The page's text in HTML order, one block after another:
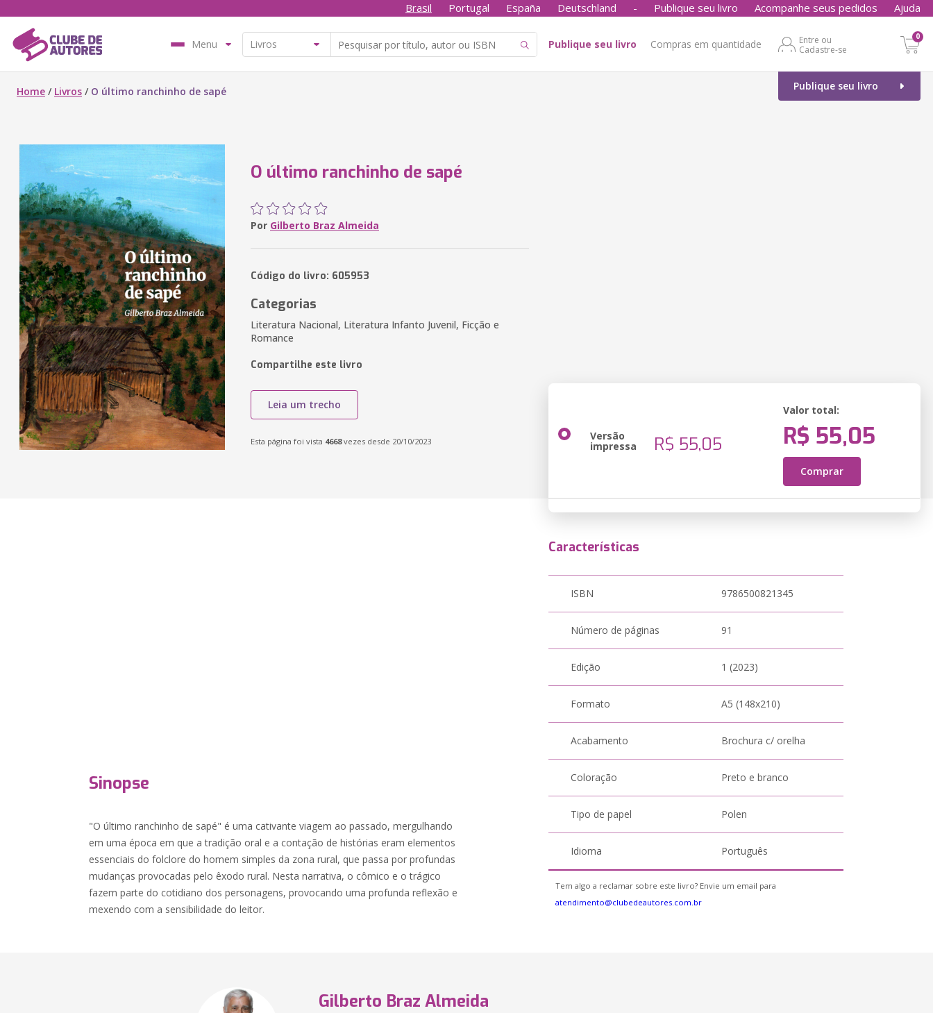
Brasil Portugal España Deutschland - Publique seu livro Acompanhe seus pedidos Ajuda
Menu Publique seu livro Compras em quantidade
Entre ou
Cadastre-se
0
Publique seu livro
Home / Livros / O último ranchinho de sapé
O último ranchinho de sapé
Por Gilberto Braz Almeida
Código do livro: 605953
Categorias
Literatura Nacional, Literatura Infanto Juvenil, Ficção e
Romance
Compartilhe este livro
Leia um trecho
Esta página foi vista 4668vezes desde 20/10/2023 Versão
impressa R$ 55,05
Valor total:
R$ 55,05
Comprar
Sinopse
"O último ranchinho de sapé" é uma cativante viagem ao passado, mergulhando
em uma época em que a tradição oral e a contação de histórias eram elementos
essenciais do folclore do homem simples da zona rural, que passa por profundas
mudanças provocadas pelo êxodo rural. Nesta narrativa, o cômico e o trágico
fazem parte do cotidiano dos personagens, provocando uma profunda reflexão e
mexendo com a sensibilidade do leitor.
Características
ISBN 9786500821345
Número de páginas 91
Edição 1 (2023)
Formato A5 (148x210)
Acabamento Brochura c/ orelha
Coloração Preto e branco
Tipo de papel Polen
Idioma Português
Tem algo a reclamar sobre este livro? Envie um email para
atendimento@clubedeautores.com.br
Gilberto Braz Almeida